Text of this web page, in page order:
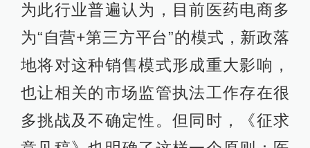
为此行业普遍认为，目前医药电商多
为“自营+第三方平台”的模式，新政落
地将对这种销售模式形成重大影响，
也让相关的市场监管执法工作存在很
多挑战及不确定性。但同时，《征求